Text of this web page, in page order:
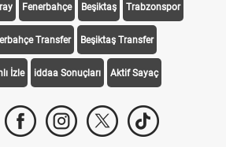
Fenerbahçe Beşiktaş Trabzonspor
Transfer Beşiktaş Transfer
İzle iddaa Sonuçları Aktif Sayaç